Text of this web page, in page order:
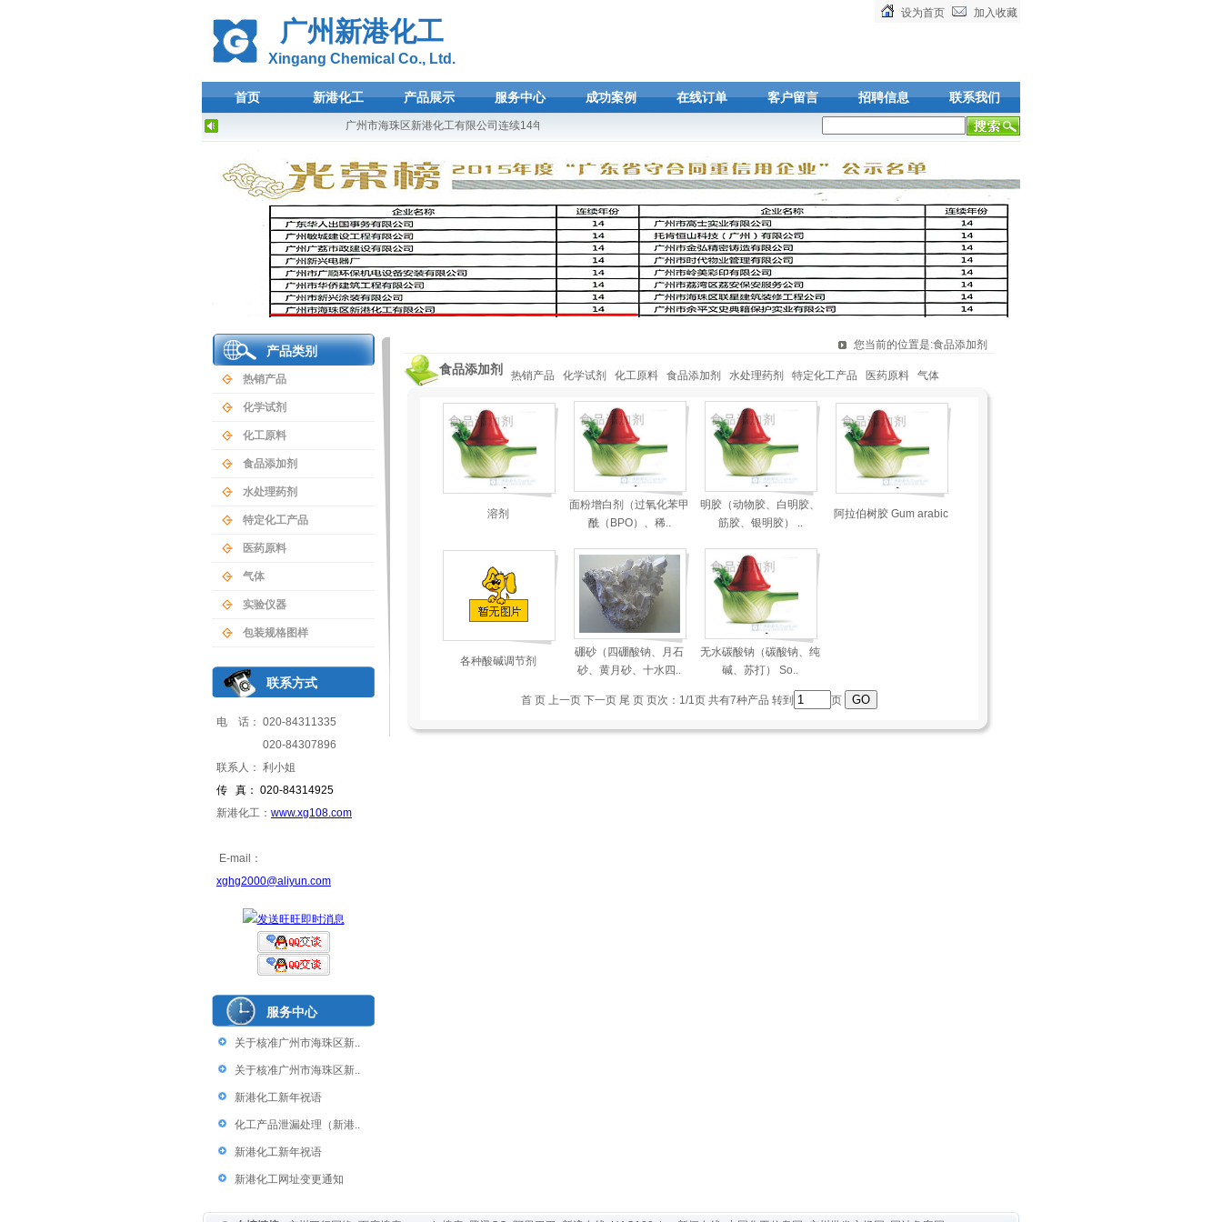
广州新港化工
Xingang Chemical Co., Ltd.
设为首页 加入收藏
首页 新港化工 产品展示 服务中心 成功案例 在线订单 客户留言 招聘信息 联系我们
广州市海珠区新港化工有限公司连续14年荣登广东省守合同重信用企业光荣榜！欢迎选购广州新港化工产品,可在线下单，欢迎您的到来!
产品类别
热销产品
化学试剂
化工原料
食品添加剂
水处理药剂
特定化工产品
医药原料
气体
实验仪器
包装规格图样
联系方式
电 话： 020-84311335
020-84307896
联系人： 利小姐
传 真： 020-84314925
新港化工： www.xg108.com
E-mail：
xghg2000@aliyun.com
服务中心
关于核准广州市海珠区新..
关于核准广州市海珠区新..
新港化工新年祝语
化工产品泄漏处理（新港..
新港化工新年祝语
新港化工网址变更通知
您当前的位置是:食品添加剂
食品添加剂 热销产品 化学试剂 化工原料 食品添加剂 水处理药剂 特定化工产品 医药原料 气体
溶剂
面粉增白剂（过氧化苯甲
酰（BPO）、稀..
明胶（动物胶、白明胶、
筋胶、银明胶） ..
阿拉伯树胶 Gum arabic
各种酸碱调节剂
硼砂（四硼酸钠、月石
砂、黄月砂、十水四..
无水碳酸钠（碳酸钠、纯
碱、苏打） So..
首 页 上一页 下一页 尾 页 页次：1/1页 共有7种产品 转到 页